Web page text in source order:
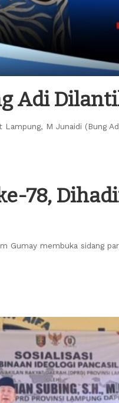
Adi
M Junaidi (Bung
78,
Gumay membuka sidang